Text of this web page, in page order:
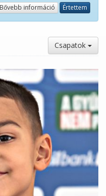
Bővebb információ Értettem
Csapatok